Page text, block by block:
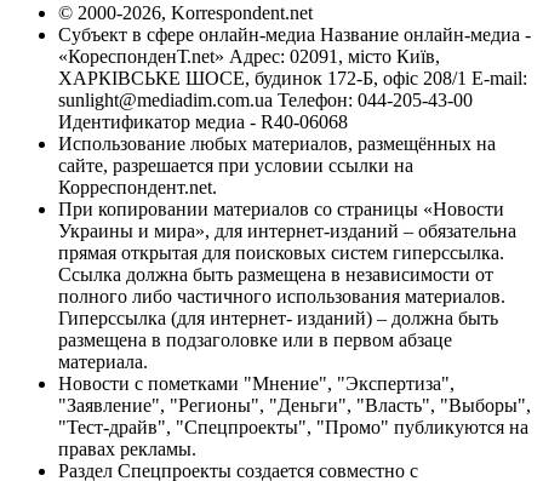
© 2000-2026, Korrespondent.net
Субъект в сфере онлайн-медиа Название онлайн-медиа -
«КореспонденТ.net» Адрес: 02091, місто Київ,
ХАРКІВСЬКЕ ШОСЕ, будинок 172-Б, офіс 208/1 E-mail:
sunlight@mediadim.com.ua Телефон: 044-205-43-00
Идентификатор медиа - R40-06068
Использование любых материалов, размещённых на
сайте, разрешается при условии ссылки на
Корреспондент.net.
При копировании материалов со страницы «Новости
Украины и мира», для интернет-изданий – обязательна
прямая открытая для поисковых систем гиперссылка.
Ссылка должна быть размещена в независимости от
полного либо частичного использования материалов.
Гиперссылка (для интернет- изданий) – должна быть
размещена в подзаголовке или в первом абзаце
материала.
Новости с пометками "Мнение", "Экспертиза",
"Заявление", "Регионы", "Деньги", "Власть", "Выборы",
"Тест-драйв", "Спецпроекты", "Промо" публикуются на
правах рекламы.
Раздел Спецпроекты создается совместно с